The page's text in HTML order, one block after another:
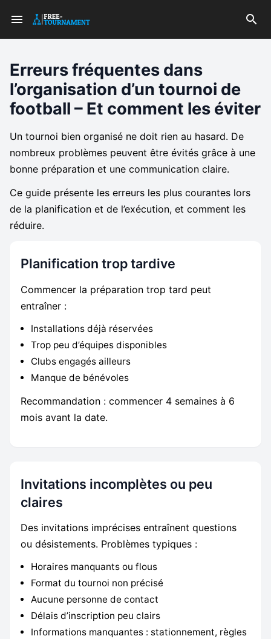
Erreurs fréquentes dans
l’organisation d’un tournoi de
football – Et comment les éviter
Un tournoi bien organisé ne doit rien au hasard. De
nombreux problèmes peuvent être évités grâce à une
bonne préparation et une communication claire.
Ce guide présente les erreurs les plus courantes lors
de la planification et de l’exécution, et comment les
réduire.
Planification trop tardive
Commencer la préparation trop tard peut
entraîner :
Installations déjà réservées
Trop peu d’équipes disponibles
Clubs engagés ailleurs
Manque de bénévoles
Recommandation : commencer 4 semaines à 6
mois avant la date.
Invitations incomplètes ou peu
claires
Des invitations imprécises entraînent questions
ou désistements. Problèmes typiques :
Horaires manquants ou flous
Format du tournoi non précisé
Aucune personne de contact
Délais d’inscription peu clairs
Informations manquantes : stationnement, règles